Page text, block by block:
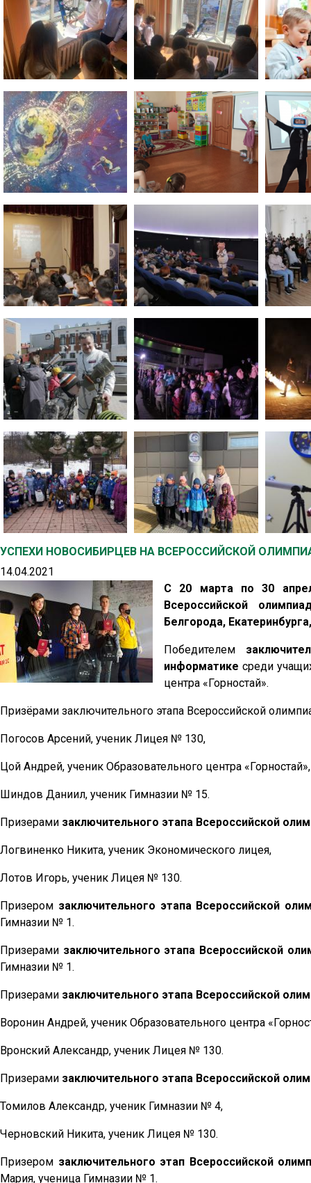
УСПЕХИ НОВОСИБИРЦЕВ НА ВСЕРОССИЙСКОЙ
14.04.2021
С 20 марта по 30
Всероссийской
Белгорода,
Победителем
информатике среди
центра «Горностай».
Призёрами заключительного этапа Всероссийской
Погосов Арсений, ученик Лицея № 130,
Цой Андрей, ученик Образовательного центра «Горностай»,
Шиндов Даниил, ученик Гимназии № 15.
Призерами заключительного этапа Всероссийской
Логвиненко Никита, ученик Экономического лицея,
Лотов Игорь, ученик Лицея № 130.
Призером заключительного этапа Всероссийской
Гимназии № 1.
Призерами заключительного этапа Всероссийской
Гимназии № 1.
Призерами заключительного этапа Всероссийской
Воронин Андрей, ученик Образовательного центра
Вронский Александр, ученик Лицея № 130.
Призерами заключительного этапа Всероссийской
Томилов Александр, ученик Гимназии № 4,
Черновский Никита, ученик Лицея № 130.
Призером заключительного этап Всероссийской
Мария, ученица Гимназии № 1.